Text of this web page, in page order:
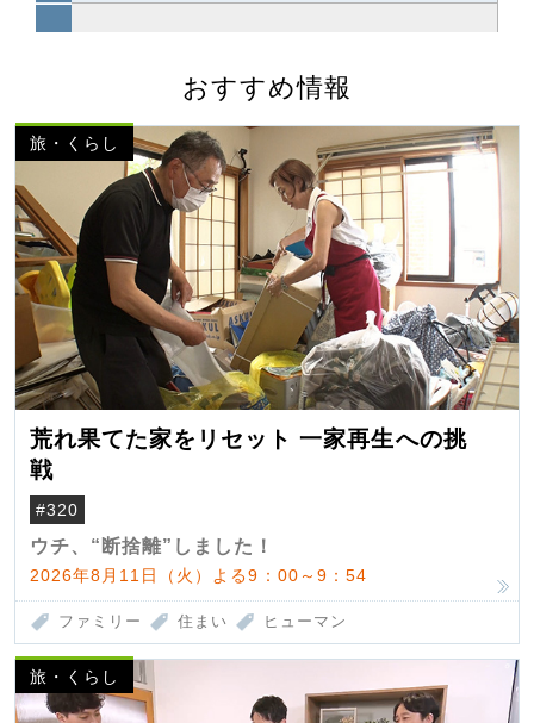
おすすめ情報
旅・くらし
荒れ果てた家をリセット 一家再生への挑
戦
#320
ウチ、“断捨離”しました！
2026年8月11日（火）よる9：00～9：54
ファミリー 住まい ヒューマン
旅・くらし